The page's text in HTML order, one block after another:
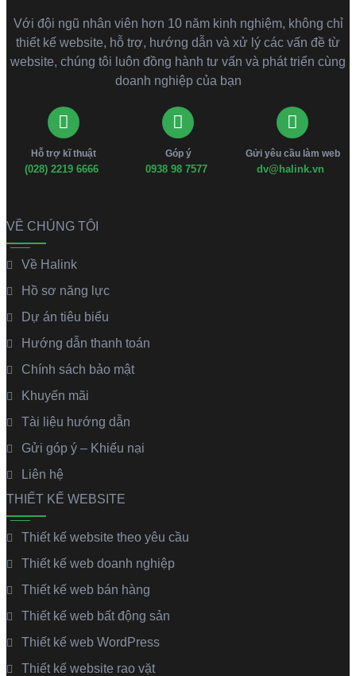
Với đội ngũ nhân viên hơn 10 năm kinh nghiệm, không chỉ
thiết kế website, hỗ trợ, hướng dẫn và xử lý các vấn đề từ
website, chúng tôi luôn đồng hành tư vấn và phát triển cùng
doanh nghiệp của bạn
Hỗ trợ kĩ thuật
(028) 2219 6666
Góp ý
0938 98 7577
Gửi yêu cầu làm web
dv@halink.vn
VỀ CHÚNG TÔI
Về Halink
Hồ sơ năng lực
Dự án tiêu biểu
Hướng dẫn thanh toán
Chính sách bảo mật
Khuyến mãi
Tài liệu hướng dẫn
Gửi góp ý – Khiếu nại
Liên hệ
THIẾT KẾ WEBSITE
Thiết kế website theo yêu cầu
Thiết kế web doanh nghiệp
Thiết kế web bán hàng
Thiết kế web bất động sản
Thiết kế web WordPress
Thiết kế website rao vặt